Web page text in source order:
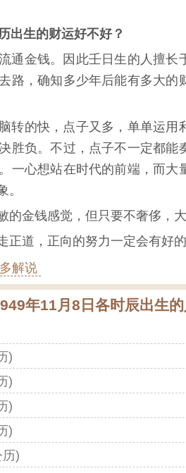
出生的财运好不好？
通金钱。因此壬日生的人擅长
路，确知多少年后能有多大的
转的快，点子又多，单单运用
胜负。不过，点子不一定都能
一心想站在时代的前端，而大
。
的金钱感觉，但只要不奢侈，大
正道，正向的努力一定会有好的
解说
年11月8日各时辰出生的
)
)
)
)
)